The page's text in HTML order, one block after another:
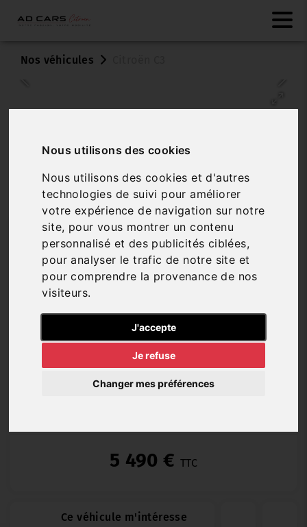
Nous utilisons des cookies
Nous utilisons des cookies et d'autres
technologies de suivi pour améliorer
votre expérience de navigation sur notre
site, pour vous montrer un contenu
personnalisé et des publicités ciblées,
pour analyser le trafic de notre site et
pour comprendre la provenance de nos
visiteurs.
J'accepte
Je refuse
Changer mes préférences
Nos véhicules
Véhicule vendu
CITROËN C3
1.4I PACK CLIM
Réf. VO011404 Véhicule sur parc
Essence
102 000
06/2007 Manuelle
5 490 € TTC
Ce véhicule m'intéresse